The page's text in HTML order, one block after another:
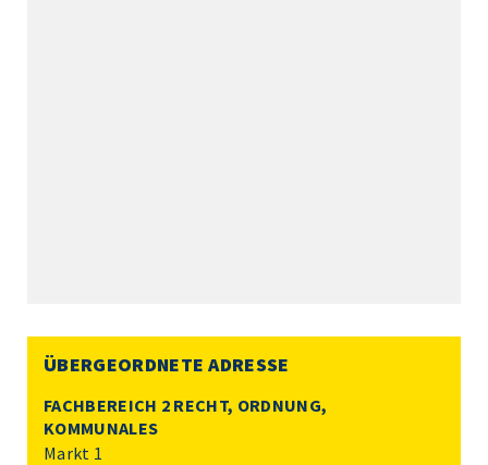
ÜBERGEORDNETE ADRESSE
FACHBEREICH 2 RECHT, ORDNUNG,
KOMMUNALES
Markt 1